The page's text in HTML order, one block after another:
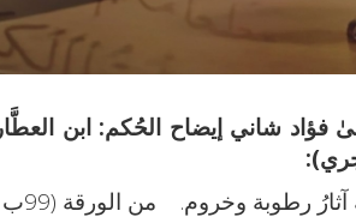
ابن
وخروم. من الورقة (99ب - 174ب).